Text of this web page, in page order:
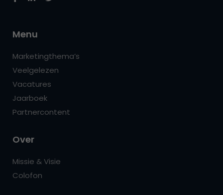
Menu
Marketingthema’s
Veelgelezen
Vacatures
Jaarboek
Partnercontent
Over
Missie & Visie
Colofon